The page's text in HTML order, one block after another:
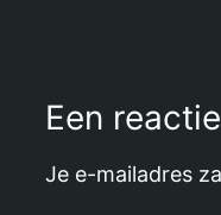
Een
Je e-mailadres